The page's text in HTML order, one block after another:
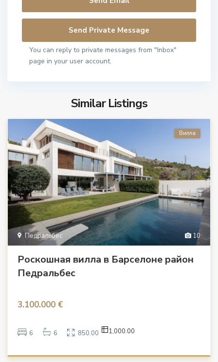
You can reply to private messages from "Inbox"
page in your user account.
Similar Listings
10
Педральбес
Вилла
Роскошная вилла в Барселоне район
Педральбес
3.100.000 €
6 6 850.00 1,000.00